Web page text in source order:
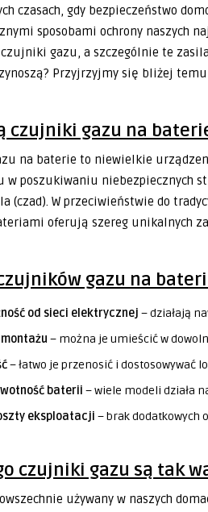
sposobami ochrony naszych
czujniki gazu, a szczególnie te
Przyjrzyjmy się bliżej
czujniki gazu na
na baterie to niewielkie
w poszukiwaniu niebezpiecznych
(czad). W przeciwieństwie do
oferują szereg unikalnych
gazu na
od sieci elektrycznej – działają
– można je umieścić w
– łatwo je przenosić i dostosowywać
baterii – wiele modeli działa
eksploatacji – brak dodatkowych
czujniki gazu są tak
używany w naszych